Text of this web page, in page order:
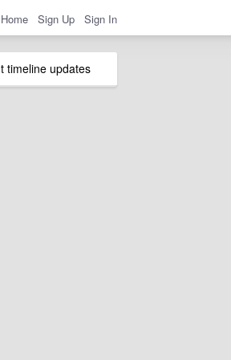
Home Sign Up Sign In
timeline updates